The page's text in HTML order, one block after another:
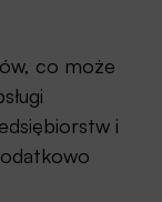
co może
i